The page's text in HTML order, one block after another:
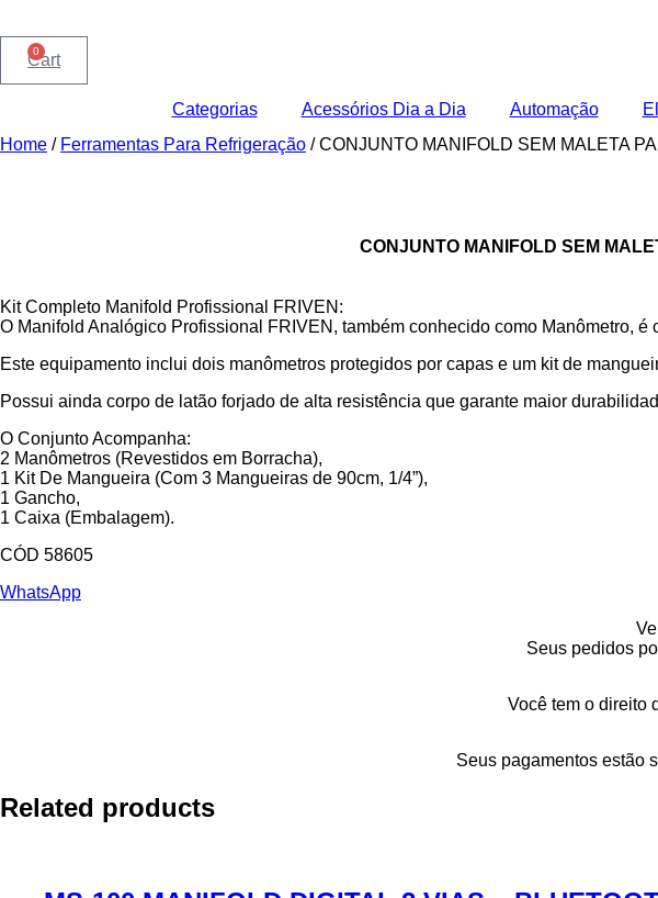
0
Cart
Categorias Acessórios Dia a Dia Automação
Home / Ferramentas Para Refrigeração / CONJUNTO MANIFOLD SEM MALETA
CONJUNTO MANIFOLD SEM
Kit Completo Manifold Profissional FRIVEN:
O Manifold Analógico Profissional FRIVEN, também conhecido como Manômetro,
Este equipamento inclui dois manômetros protegidos por capas e um kit de
Possui ainda corpo de latão forjado de alta resistência que garante maior
O Conjunto Acompanha:
2 Manômetros (Revestidos em Borracha),
1 Kit De Mangueira (Com 3 Mangueiras de 90cm, 1/4”),
1 Gancho,
1 Caixa (Embalagem).
CÓD 58605
WhatsApp
Seus pedidos
Você tem o direito
Seus pagamentos estão
Related products